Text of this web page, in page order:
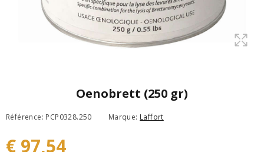
Oenobrett (250 gr)
Référence: PCP0328.250 Marque: Laffort
€ 97,54